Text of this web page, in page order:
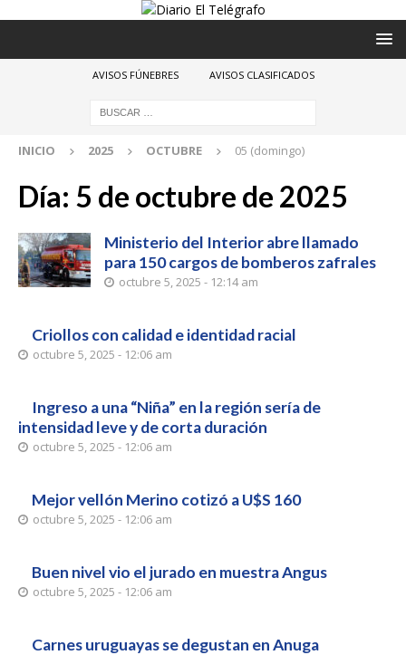
AVISOS FÚNEBRES AVISOS CLASIFICADOS
INICIO 2025 OCTUBRE 05 (domingo)
Día: 5 de octubre de 2025
Ministerio del Interior abre llamado
para 150 cargos de bomberos zafrales
octubre 5, 2025 - 12:14 am
Criollos con calidad e identidad racial
octubre 5, 2025 - 12:06 am
Ingreso a una “Niña” en la región sería de
intensidad leve y de corta duración
octubre 5, 2025 - 12:06 am
Mejor vellón Merino cotizó a U$S 160
octubre 5, 2025 - 12:06 am
Buen nivel vio el jurado en muestra Angus
octubre 5, 2025 - 12:06 am
Carnes uruguayas se degustan en Anuga